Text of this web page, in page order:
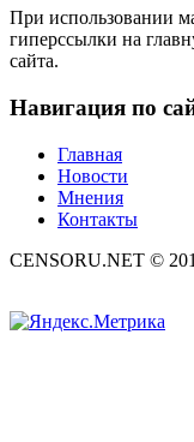
При использовании
гиперссылки на
сайта.
Навигация по
Главная
Новости
Мнения
Контакты
CENSORU.NET ©